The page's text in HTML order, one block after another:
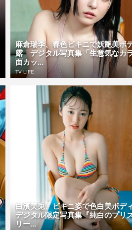
麻倉瑞季、春色ビキニで妖艶美ボ
露 デジタル写真集「生意気なカ
面カッ...
TV LIFE
白濱美兎、ビキニ姿で色白美ボデ
デジタル限定写真集『純白のプリ
リー...